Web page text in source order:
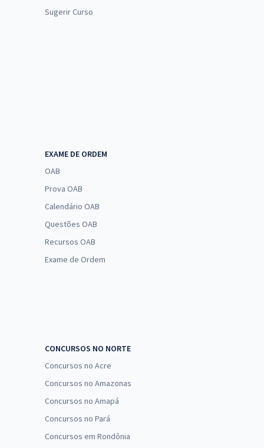
Sugerir Curso
EXAME DE ORDEM
OAB
Prova OAB
Calendário OAB
Questões OAB
Recursos OAB
Exame de Ordem
CONCURSOS NO NORTE
Concursos no Acre
Concursos no Amazonas
Concursos no Amapá
Concursos no Pará
Concursos em Rondônia